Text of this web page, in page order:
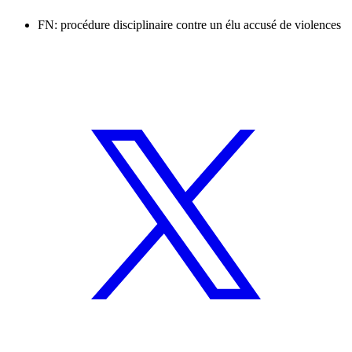
FN: procédure disciplinaire contre un élu accusé de violences